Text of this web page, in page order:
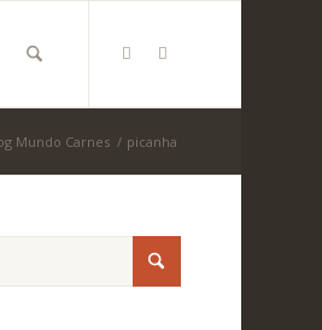
Mundo Carnes / picanha